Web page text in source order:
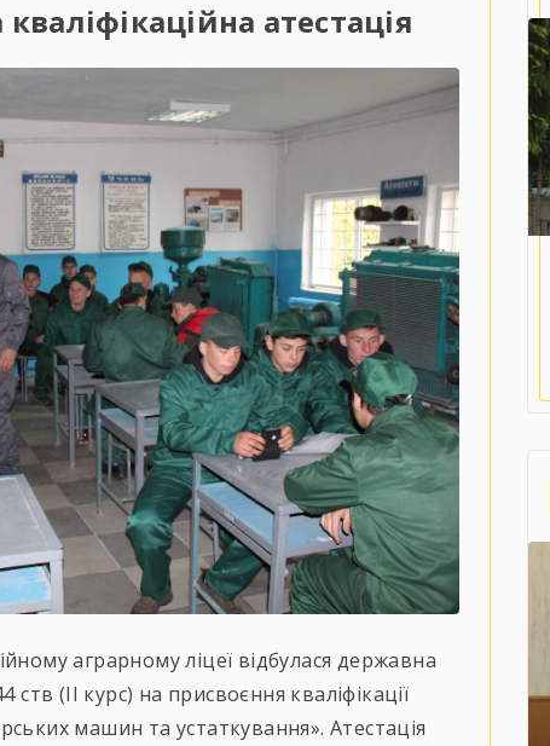
атестація
аграрному ліцеї відбулася державна
ств (ІІ курс) на присвоєння кваліфікації
машин та устаткування». Атестація